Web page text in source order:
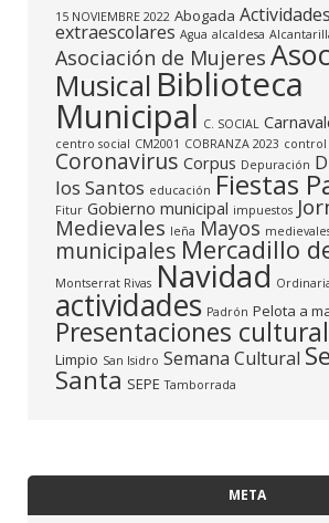
15 NOVIEMBRE 2022 Abogada Actividades
extraescolares Agua alcaldesa
Asociación de Mujeres
Musical Biblioteca
Municipal C. SOCIAL
centro social CM2001 COBRANZA 2023 control
Coronavirus Corpus Depuración
los Santos educación Fiestas
Fitur Gobierno municipal impuestos
Medievales leña Mayos
municipales Mercadillo
Montserrat Rivas Navidad
actividades Padrón Pelota a
Presentaciones
Limpio San Isidro Semana Cultural
Santa SEPE Tamborrada
META